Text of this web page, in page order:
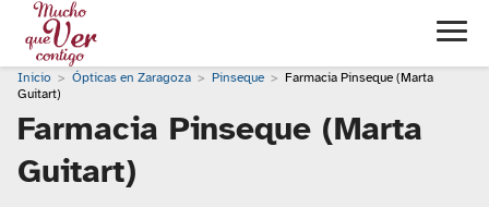
Inicio Ópticas en Zaragoza Pinseque
Farmacia Pinseque (Marta
Guitart)
Farmacia Pinseque (Marta
Guitart)